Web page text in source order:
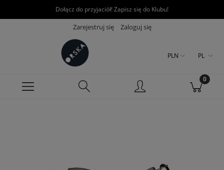
Dołącz do przyjaciół! Zapisz się do Klubu!
Zarejestruj się Zaloguj się
PLN PL